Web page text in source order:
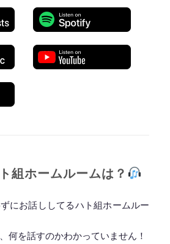
組ホームルームは？
にお話ししてるハト組ホームルー
何を話すのかわかっていません！